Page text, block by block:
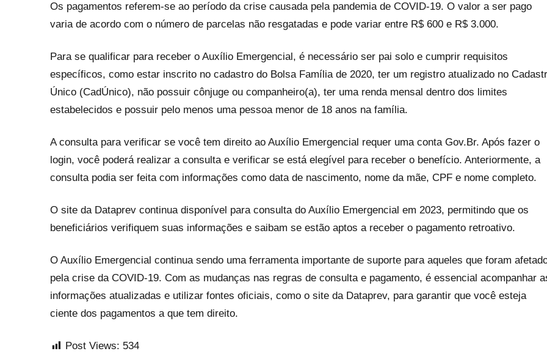
Os pagamentos referem-se ao período da crise causada pela pandemia de COVID-19. O valor a ser pago
varia de acordo com o número de parcelas não resgatadas e pode variar entre R$ 600 e R$ 3.000.
Para se qualificar para receber o Auxílio Emergencial, é necessário ser pai solo e cumprir requisitos
específicos, como estar inscrito no cadastro do Bolsa Família de 2020, ter um registro atualizado no
Único (CadÚnico), não possuir cônjuge ou companheiro(a), ter uma renda mensal dentro dos limites
estabelecidos e possuir pelo menos uma pessoa menor de 18 anos na família.
A consulta para verificar se você tem direito ao Auxílio Emergencial requer uma conta Gov.Br. Após fazer o
login, você poderá realizar a consulta e verificar se está elegível para receber o benefício. Anteriormente, a
consulta podia ser feita com informações como data de nascimento, nome da mãe, CPF e nome completo.
O site da Dataprev continua disponível para consulta do Auxílio Emergencial em 2023, permitindo que os
beneficiários verifiquem suas informações e saibam se estão aptos a receber o pagamento retroativo.
O Auxílio Emergencial continua sendo uma ferramenta importante de suporte para aqueles que foram
pela crise da COVID-19. Com as mudanças nas regras de consulta e pagamento, é essencial acompanhar
informações atualizadas e utilizar fontes oficiais, como o site da Dataprev, para garantir que você esteja
ciente dos pagamentos a que tem direito.
Post Views: 534